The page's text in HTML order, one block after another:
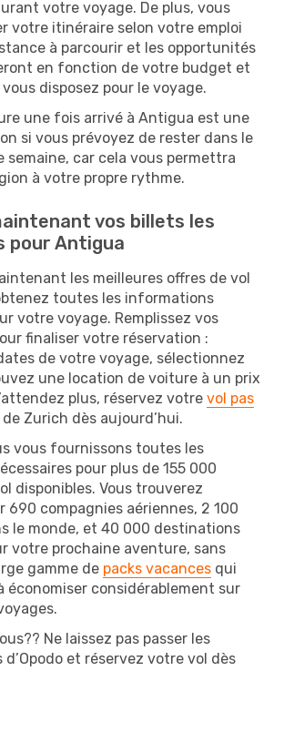
votre voyage. De plus, vous
votre itinéraire selon votre emploi
à parcourir et les opportunités
en fonction de votre budget et
disposez pour le voyage.
une fois arrivé à Antigua est une
si vous prévoyez de rester dans le
semaine, car cela vous permettra
à votre propre rythme.
vos billets les
pour Antigua
les meilleures offres de vol
toutes les informations
votre voyage. Remplissez vos
finaliser votre réservation :
de votre voyage, sélectionnez
une location de voiture à un prix
plus, réservez votre vol pas
Zurich dès aujourd’hui.
vous fournissons toutes les
pour plus de 155 000
disponibles. Vous trouverez
690 compagnies aériennes, 2 100
le monde, et 40 000 destinations
votre prochaine aventure, sans
gamme de packs vacances qui
économiser considérablement sur
Ne laissez pas passer les
d’Opodo et réservez votre vol dès